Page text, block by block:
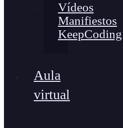
Vídeos
Manifiestos
KeepCoding
Aula
virtual